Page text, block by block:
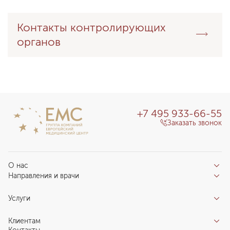
Контакты контролирующих
органов
О нас
Отзывы пациентов
О клинике
Новости
Направления и врачи
Направления
Центры компетенций
Услуги
Индивидуальный план здоровья
Клиентам
+7 495 933-66-55
Заказать звонок